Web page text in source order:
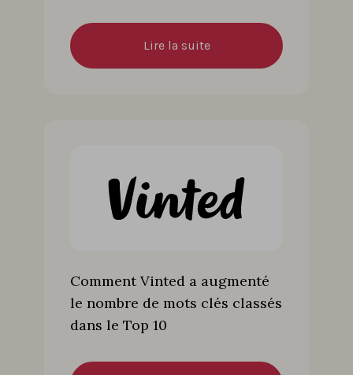
Lire la suite
Comment Vinted a augmenté
le nombre de mots clés classés
dans le Top 10